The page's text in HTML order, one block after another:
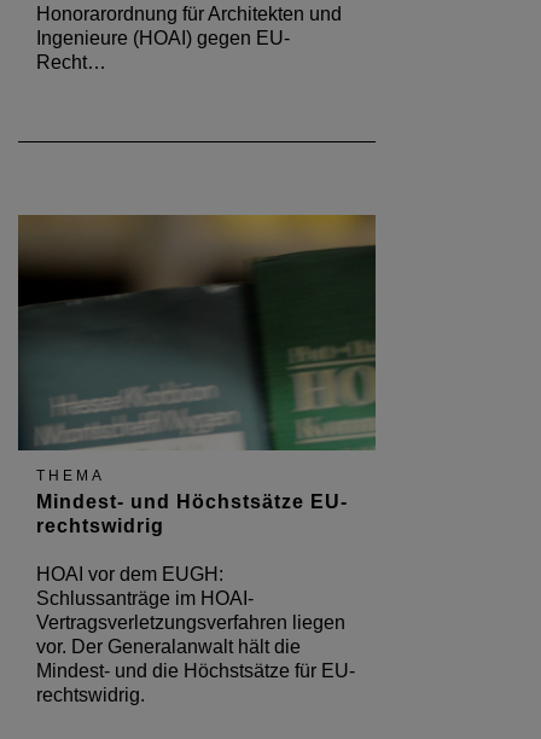
Honorarordnung für Architekten und
Ingenieure (HOAI) gegen EU-
Recht…
THEMA
Mindest- und Höchstsätze EU-
rechtswidrig
HOAI vor dem EUGH:
Schlussanträge im HOAI-
Vertragsverletzungsverfahren liegen
vor. Der Generalanwalt hält die
Mindest- und die Höchstsätze für EU-
rechtswidrig.